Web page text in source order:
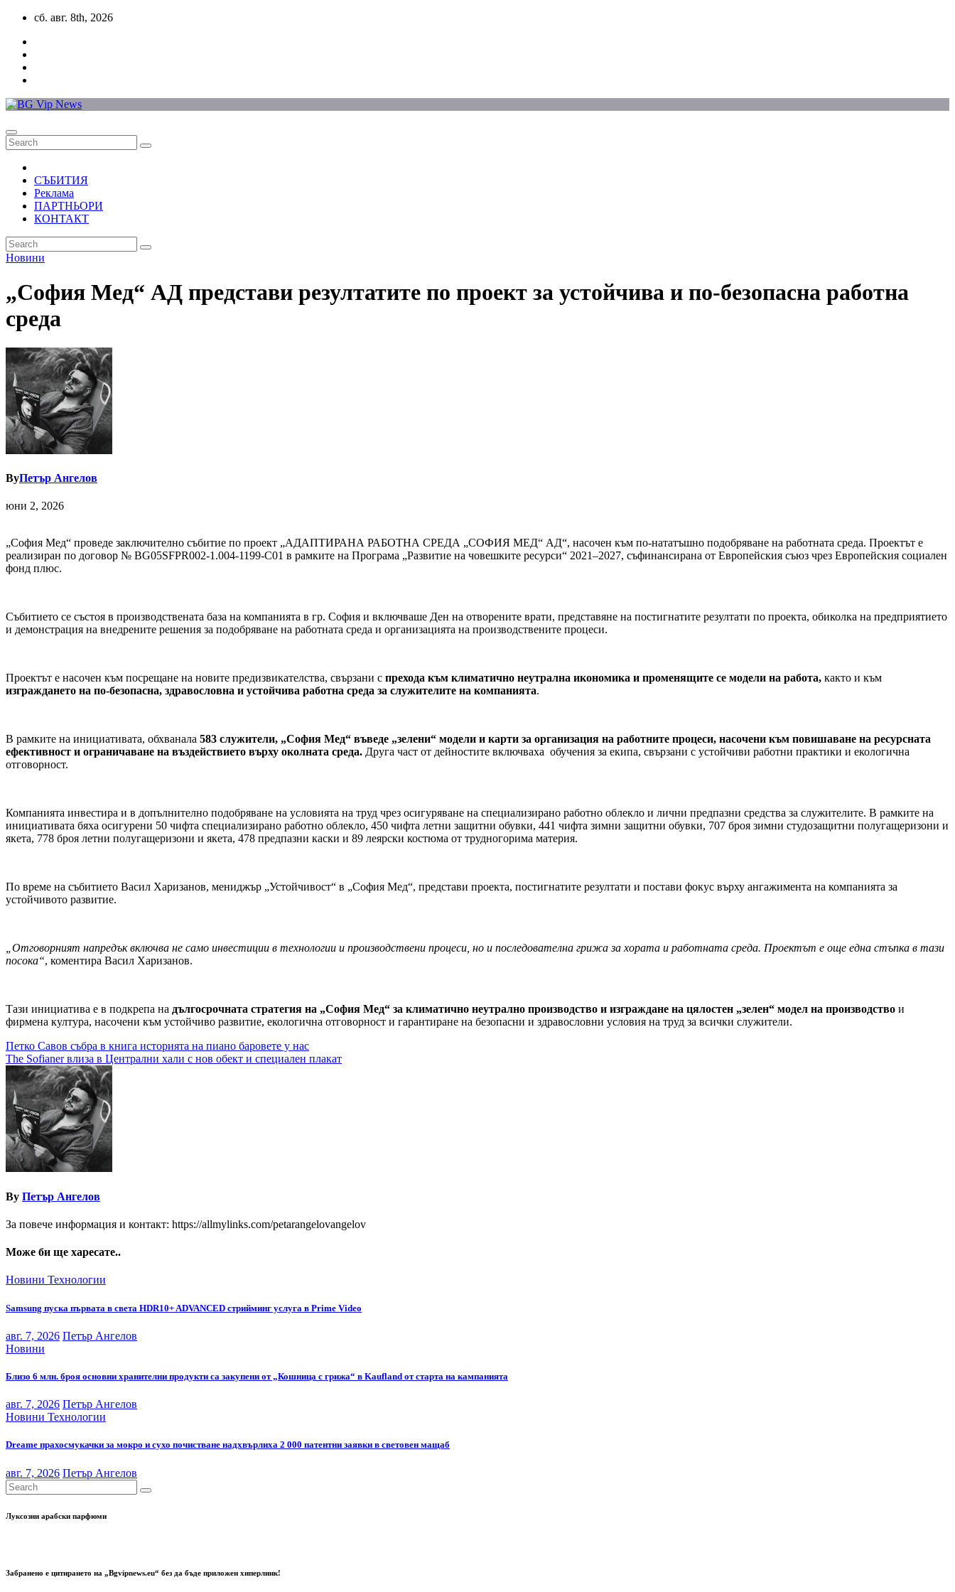
Skip
content
сб. авг. 8th, 2026
СЪБИТИЯ
Реклама
ПАРТНЬОРИ
КОНТАКТ
Новини
„София Мед“ АД представи резултатите по проект за устойчива и по-безопасна работна
среда
ByПетър Ангелов
юни 2, 2026
„София Мед“ проведе заключително събитие по проект „АДАПТИРАНА РАБОТНА СРЕДА „СОФИЯ МЕД“ АД“, насочен към по-нататъшно подобряване на работната среда. Проектът е
реализиран по договор № BG05SFPR002-1.004-1199-C01 в рамките на Програма „Развитие на човешките ресурси“ 2021–2027, съфинансирана от Европейския съюз чрез Европейския социален
фонд плюс.
Събитието се състоя в производствената база на компанията в гр. София и включваше Ден на отворените врати, представяне на постигнатите резултати по проекта, обиколка на предприятието
и демонстрация на внедрените решения за подобряване на работната среда и организацията на производствените процеси.
Проектът е насочен към посрещане на новите предизвикателства, свързани с прехода към климатично неутрална икономика и променящите се модели на работа, както и към
изграждането на по-безопасна, здравословна и устойчива работна среда за служителите на компанията.
В рамките на инициативата, обхванала 583 служители, „София Мед“ въведе „зелени“ модели и карти за организация на работните процеси, насочени към повишаване на ресурсната
ефективност и ограничаване на въздействието върху околната среда. Друга част от дейностите включваха обучения за екипа, свързани с устойчиви работни практики и екологична
отговорност.
Компанията инвестира и в допълнително подобряване на условията на труд чрез осигуряване на специализирано работно облекло и лични предпазни средства за служителите. В рамките на
инициативата бяха осигурени 50 чифта специализирано работно облекло, 450 чифта летни защитни обувки, 441 чифта зимни защитни обувки, 707 броя зимни студозащитни полугащеризони и
якета, 778 броя летни полугащеризони и якета, 478 предпазни каски и 89 леярски костюма от трудногорима материя.
По време на събитието Васил Харизанов, мениджър „Устойчивост“ в „София Мед“, представи проекта, постигнатите резултати и постави фокус върху ангажимента на компанията за
устойчивото развитие.
„Отговорният напредък включва не само инвестиции в технологии и производствени процеси, но и последователна грижа за хората и работната среда. Проектът е още една стъпка в тази
посока“, коментира Васил Харизанов.
Тази инициатива е в подкрепа на дългосрочната стратегия на „София Мед“ за климатично неутрално производство и изграждане на цялостен „зелен“ модел на производство и
фирмена култура, насочени към устойчиво развитие, екологична отговорност и гарантиране на безопасни и здравословни условия на труд за всички служители.
Навигация
Петко Савов събра в книга историята на пиано баровете у нас
The Sofianer влиза в Централни хали с нов обект и специален плакат
By Петър Ангелов
За повече информация и контакт: https://allmylinks.com/petarangelovangelov
Може би ще харесате..
Новини Технологии
Samsung пуска първата в света HDR10+ ADVANCED стрийминг услуга в Prime Video
авг. 7, 2026 Петър Ангелов
Новини
Близо 6 млн. броя основни хранителни продукти са закупени от „Кошница с грижа“ в Kaufland от старта на кампанията
авг. 7, 2026 Петър Ангелов
Новини Технологии
Dreame прахосмукачки за мокро и сухо почистване надхвърлиха 2 000 патентни заявки в световен мащаб
авг. 7, 2026 Петър Ангелов
Луксозни арабски парфюми
Забранено е цитирането на „Bgvipnews.eu“ без да бъде приложен хиперлинк!